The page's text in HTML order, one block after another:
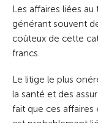
Les affaires liées
générant souvent
coûteux de cette
francs.
Le litige le plus
la santé et des
fait que ces